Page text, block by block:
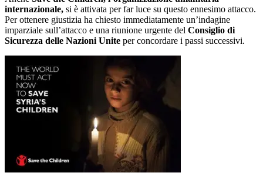
internazionale, si è attivata per far luce su questo ennesimo attacco.
Per ottenere giustizia ha chiesto immediatamente un’indagine
imparziale sull’attacco e una riunione urgente del Consiglio di
Sicurezza delle Nazioni Unite per concordare i passi successivi.